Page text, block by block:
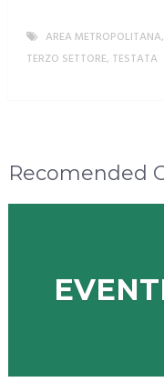
AREA METROPOLITANA,
TERZO SETTORE, TESTATA
Recomended